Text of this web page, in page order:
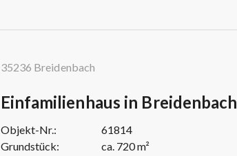
35236 Breidenbach
Einfamilienhaus in Breidenbach
Objekt-Nr.:
61814
Grundstück:
ca. 720 m²